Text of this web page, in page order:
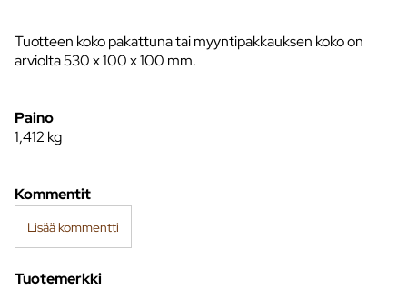
Tuotteen koko pakattuna tai myyntipakkauksen koko on
arviolta 530 x 100 x 100 mm.
Paino
1,412 kg
Kommentit
Lisää kommentti
Tuotemerkki